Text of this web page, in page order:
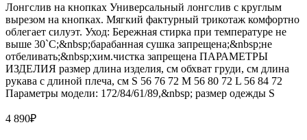
Лонгслив на кнопках Универсальный лонгслив с круглым
вырезом на кнопках. Мягкий фактурный трикотаж комфортно
облегает силуэт. Уход: Бережная стирка при температуре не
выше 30`C;&nbsp;барабанная сушка запрещена;&nbsp;не
отбеливать;&nbsp;хим.чистка запрещена ПАРАМЕТРЫ
ИЗДЕЛИЯ размер длина изделия, см обхват груди, см длина
рукава с длиной плеча, см S 56 76 72 M 56 80 72 L 56 84 72
Параметры модели: 172/84/61/89,&nbsp; размер одежды S
4 890₽